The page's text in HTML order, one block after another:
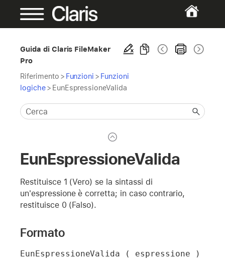
Guida di Claris FileMaker
Pro
Riferimento > Funzioni > Funzioni
logiche> EunEspressioneValida
EunEspressioneValida
Restituisce 1 (Vero) se la sintassi di
un'espressione è corretta; in caso contrario,
restituisce 0 (Falso).
Formato
EunEspressioneValida ( espressione )